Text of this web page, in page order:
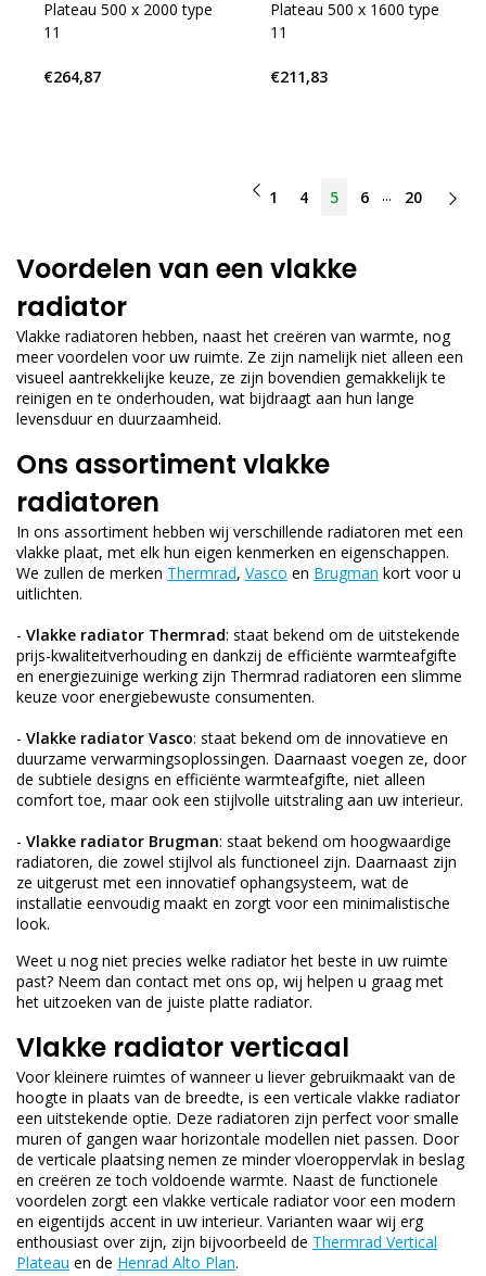
Plateau 500 x 2000 type
11
€264,87
Plateau 500 x 1600 type
11
€211,83
1 4 5 6 ... 20
Voordelen van een vlakke
radiator
Vlakke radiatoren hebben, naast het creëren van warmte, nog
meer voordelen voor uw ruimte. Ze zijn namelijk niet alleen een
visueel aantrekkelijke keuze, ze zijn bovendien gemakkelijk te
reinigen en te onderhouden, wat bijdraagt aan hun lange
levensduur en duurzaamheid.
Ons assortiment vlakke
radiatoren
In ons assortiment hebben wij verschillende radiatoren met een
vlakke plaat, met elk hun eigen kenmerken en eigenschappen.
We zullen de merken Thermrad, Vasco en Brugman kort voor u
uitlichten.
- Vlakke radiator Thermrad: staat bekend om de uitstekende
prijs-kwaliteitverhouding en dankzij de efficiënte warmteafgifte
en energiezuinige werking zijn Thermrad radiatoren een slimme
keuze voor energiebewuste consumenten.
- Vlakke radiator Vasco: staat bekend om de innovatieve en
duurzame verwarmingsoplossingen. Daarnaast voegen ze, door
de subtiele designs en efficiënte warmteafgifte, niet alleen
comfort toe, maar ook een stijlvolle uitstraling aan uw interieur.
- Vlakke radiator Brugman: staat bekend om hoogwaardige
radiatoren, die zowel stijlvol als functioneel zijn. Daarnaast zijn
ze uitgerust met een innovatief ophangsysteem, wat de
installatie eenvoudig maakt en zorgt voor een minimalistische
look.
Weet u nog niet precies welke radiator het beste in uw ruimte
past? Neem dan contact met ons op, wij helpen u graag met
het uitzoeken van de juiste platte radiator.
Vlakke radiator verticaal
Voor kleinere ruimtes of wanneer u liever gebruikmaakt van de
hoogte in plaats van de breedte, is een verticale vlakke radiator
een uitstekende optie. Deze radiatoren zijn perfect voor smalle
muren of gangen waar horizontale modellen niet passen. Door
de verticale plaatsing nemen ze minder vloeroppervlak in beslag
en creëren ze toch voldoende warmte. Naast de functionele
voordelen zorgt een vlakke verticale radiator voor een modern
en eigentijds accent in uw interieur. Varianten waar wij erg
enthousiast over zijn, zijn bijvoorbeeld de Thermrad Vertical
Plateau en de Henrad Alto Plan.